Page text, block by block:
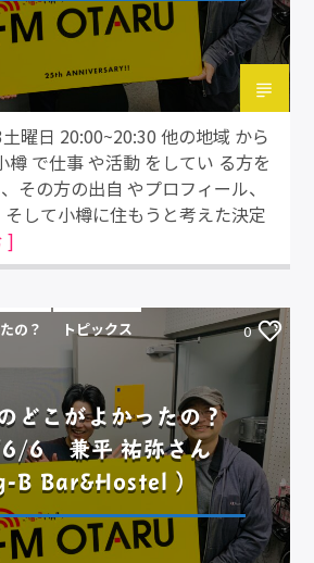
土曜日 20:00~20:30 他の地域 から
樽 で仕事 や活動 をしてい る方を
その方の出自 やプロフィール、
して小樽に住もうと考えた決定
]
の？ トピックス 0
どこがよかったの？
6 兼平 祐弥さん
B Bar&Hostel ）